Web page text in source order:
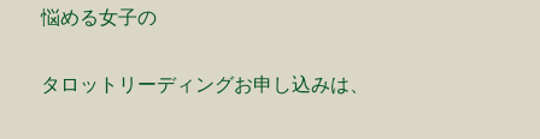
悩める女子の
タロットリーディングお申し込みは、